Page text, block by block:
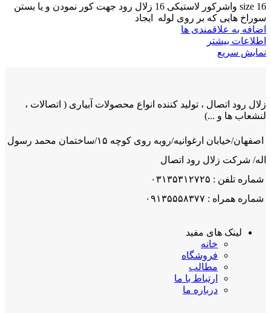
size 16 واشرکور لاستیکی 16 زلال رود جهت کور نمودن و یا بستن
سوراخ هایی که بر روی لوله ایجاد
اضافه به علاقمندی ها
اطلاعات بیشتر
نمایش سریع
زلال رود اتصال ، تولید کننده انواع محصولات آبیاری ( اتصالات ،
لنشعاب ها و ...)
اصفهان/خیابان ارغوانیه/روبه روی کوچه ۱۵/ساختمان محمد رسول
اله/ شرکت زلال رود اتصال
شماره تلفن : ۰۳۱۳۵۳۱۲۷۲۵
شماره همراه : ۰۹۱۳۵۵۵۸۳۷۷
لینک های مفید
خانه
فروشگاه
مطالب
ارتباط با ما
درباره ما